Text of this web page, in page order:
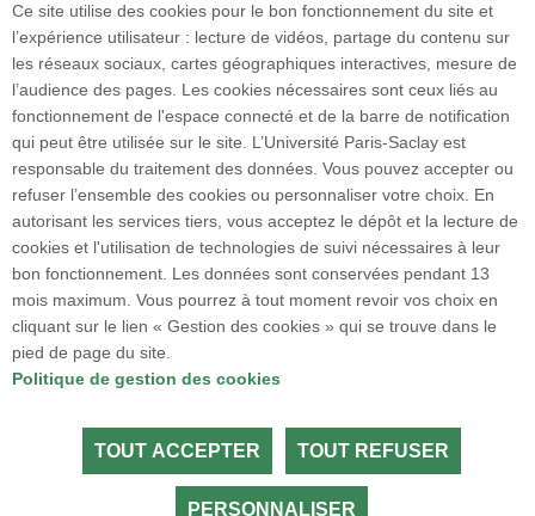
Faculté de pharmacie
91400 ORSAY
Tél. : +33 1 80 00 60 20
• Voiture : N118 - sortie 9 "Centre Universitaire"
• Transport en commun : RER B puis bus : 91-
Plan du site
Accueil des publics internationaux
Tous droits réservés Université Paris-Saclay
Accessibilité :partiellement conforme
Ce site utilise des cookies pour le bon fonctionnement du site et
l’expérience utilisateur : lecture de vidéos, partage du contenu sur
les réseaux sociaux, cartes géographiques interactives, mesure de
l’audience des pages. Les cookies nécessaires sont ceux liés au
fonctionnement de l'espace connecté et de la barre de notification
qui peut être utilisée sur le site. L’Université Paris-Saclay est
responsable du traitement des données. Vous pouvez accepter ou
refuser l’ensemble des cookies ou personnaliser votre choix. En
autorisant les services tiers, vous acceptez le dépôt et la lecture de
cookies et l'utilisation de technologies de suivi nécessaires à leur
bon fonctionnement. Les données sont conservées pendant 13
mois maximum. Vous pourrez à tout moment revoir vos choix en
cliquant sur le lien « Gestion des cookies » qui se trouve dans le
pied de page du site.
Politique de gestion des cookies
TOUT ACCEPTER TOUT REFUSER
PERSONNALISER